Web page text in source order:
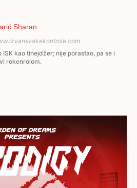
Sharan
ISK kao tinejdžer; nije porastao, pa se i
rokenrolom.